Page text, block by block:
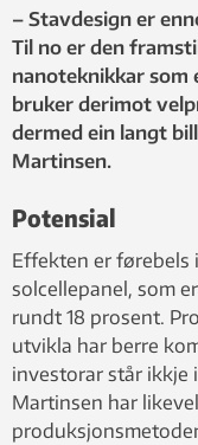
Martinsen.
– Stavdesign er
Til no er den
nanoteknikkar som
bruker derimot
dermed ein langt
Martinsen.
Potensial
Effekten er førebels
solcellepanel, som
rundt 18 prosent.
utvikla har berre
investorar står ikkje
Martinsen har